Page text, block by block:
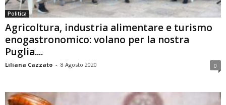
Politica
Agricoltura, industria alimentare e turismo
enogastronomico: volano per la nostra
Puglia....
Liliana Cazzato - 8 Agosto 2020 0